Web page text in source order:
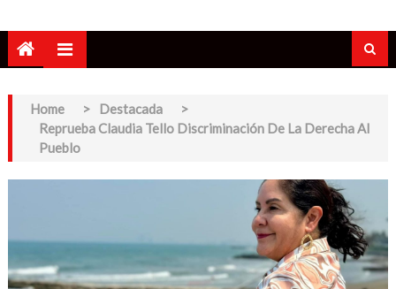
Home > Destacada
>
Reprueba Claudia Tello Discriminación De La Derecha Al
Pueblo